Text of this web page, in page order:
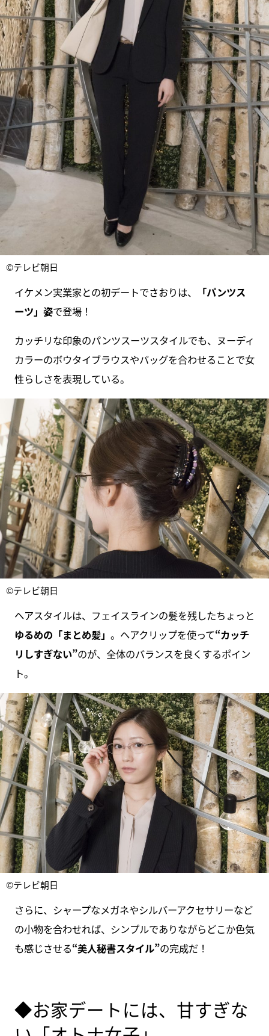
©テレビ朝日
イケメン実業家との初デートでさおりは、
「パンツス
ーツ」姿で登場！
カッチリな印象のパンツスーツスタイルでも、ヌーディ
カラーのボウタイブラウスやバッグを合わせることで女
性らしさを表現している。
©テレビ朝日
ヘアスタイルは、フェイスラインの髪を残したちょっと
ゆるめの「まとめ髪」 。ヘアクリップを使って“カッチ
リしすぎない”のが、全体のバランスを良くするポイン
ト。
©テレビ朝日
さらに、シャープなメガネやシルバーアクセサリーなど
の小物を合わせれば、シンプルでありながらどこか色気
も感じさせる“美人秘書スタイル”の完成だ！
◆お家デートには、甘すぎな